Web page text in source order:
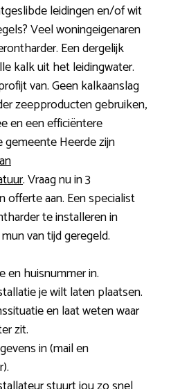
leidingen en/of wit
Veel woningeigenaren
Een dergelijk
kalk uit het leidingwater.
van. Geen kalkaanslag
zeepproducten gebruiken,
en een efficiëntere
Heerde zijn
. Vraag nu in 3
offerte aan. Een specialist
te installeren in
van tijd geregeld.
en huisnummer in.
je wilt laten plaatsen.
en laat weten waar
zit.
in (mail en